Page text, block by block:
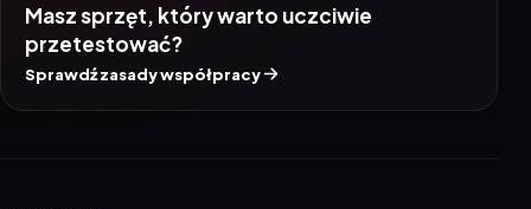
Masz sprzęt, który warto uczciwie
przetestować?
Sprawdź zasady współpracy